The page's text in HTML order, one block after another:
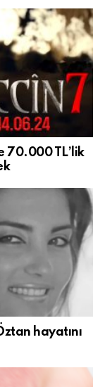
70.000 TL’lik
hayatını